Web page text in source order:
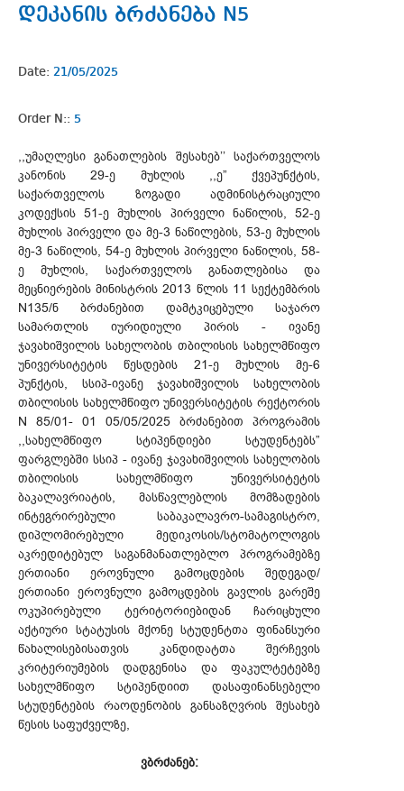
დეკანის ბრძანება N5
Date: 21/05/2025
Order N:: 5
,,უმაღლესი განათლების შესახებ’’ საქართველოს
კანონის 29-ე მუხლის ,,ე” ქვეპუნქტის,
საქართველოს ზოგადი ადმინისტრაციული
კოდექსის 51-ე მუხლის პირველი ნაწილის, 52-ე
მუხლის პირველი და მე-3 ნაწილების, 53-ე მუხლის
მე-3 ნაწილის, 54-ე მუხლის პირველი ნაწილის, 58-
ე მუხლის, საქართველოს განათლებისა და
მეცნიერების მინისტრის 2013 წლის 11 სექტემბრის
N135/ნ ბრძანებით დამტკიცებული საჯარო
სამართლის იურიდიული პირის - ივანე
ჯავახიშვილის სახელობის თბილისის სახელმწიფო
უნივერსიტეტის წესდების 21-ე მუხლის მე-6
პუნქტის, სსიპ-ივანე ჯავახიშვილის სახელობის
თბილისის სახელმწიფო უნივერსიტეტის რექტორის
N 85/01- 01 05/05/2025 ბრძანებით პროგრამის
,,სახელმწიფო სტიპენდიები სტუდენტებს”
ფარგლებში სსიპ - ივანე ჯავახიშვილის სახელობის
თბილისის სახელმწიფო უნივერსიტეტის
ბაკალავრიატის, მასწავლებლის მომზადების
ინტეგრირებული საბაკალავრო-სამაგისტრო,
დიპლომირებული მედიკოსის/სტომატოლოგის
აკრედიტებულ საგანმანათლებლო პროგრამებზე
ერთიანი ეროვნული გამოცდების შედეგად/
ერთიანი ეროვნული გამოცდების გავლის გარეშე
ოკუპირებული ტერიტორიებიდან ჩარიცხული
აქტიური სტატუსის მქონე სტუდენტთა ფინანსური
წახალისებისათვის კანდიდატთა შერჩევის
კრიტერიუმების დადგენისა და ფაკულტეტებზე
სახელმწიფო სტიპენდიით დასაფინანსებელი
სტუდენტების რაოდენობის განსაზღვრის შესახებ
წესის საფუძველზე,
ვბრძანებ: